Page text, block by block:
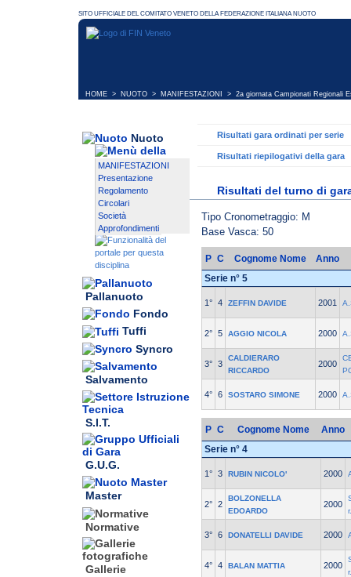
HOME > NUOTO > MANIFESTAZIONI > 2a giornata Campionati Regionali
Nuoto
MANIFESTAZIONI
Presentazione
Regolamento
Circolari
Società
Approfondimenti
Pallanuoto
Fondo
Tuffi
Syncro
Salvamento
S.I.T.
G.U.G.
Master
Normative
Gallerie
Risultati gara ordinati per serie
Risultati riepilogativi della gara
Risultati del turno di
Tipo Cronometraggio: M
Base Vasca: 50
P C Cognome Nome
Anno
Serie n° 5
1° 4 ZEFFIN DAVIDE 2001
2° 5 AGGIO NICOLA 2000
3° 3
CALDIERARO
RICCARDO
2000
4° 6 SOSTARO SIMONE 2000
P C Cognome Nome
Anno
Serie n° 4
1° 3 RUBIN NICOLO' 2000
2° 2
BOLZONELLA
EDOARDO
2000
3° 6 DONATELLI DAVIDE 2000
4° 4 BALAN MATTIA 2000